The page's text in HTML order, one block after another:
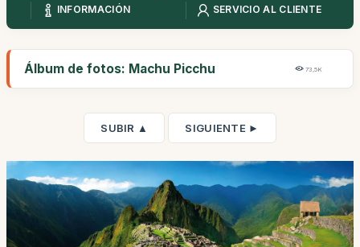
INFORMACIÓN
SERVICIO AL CLIENTE
Álbum de fotos: Machu Picchu 73,5K
SUBIR ▲ SIGUIENTE ►